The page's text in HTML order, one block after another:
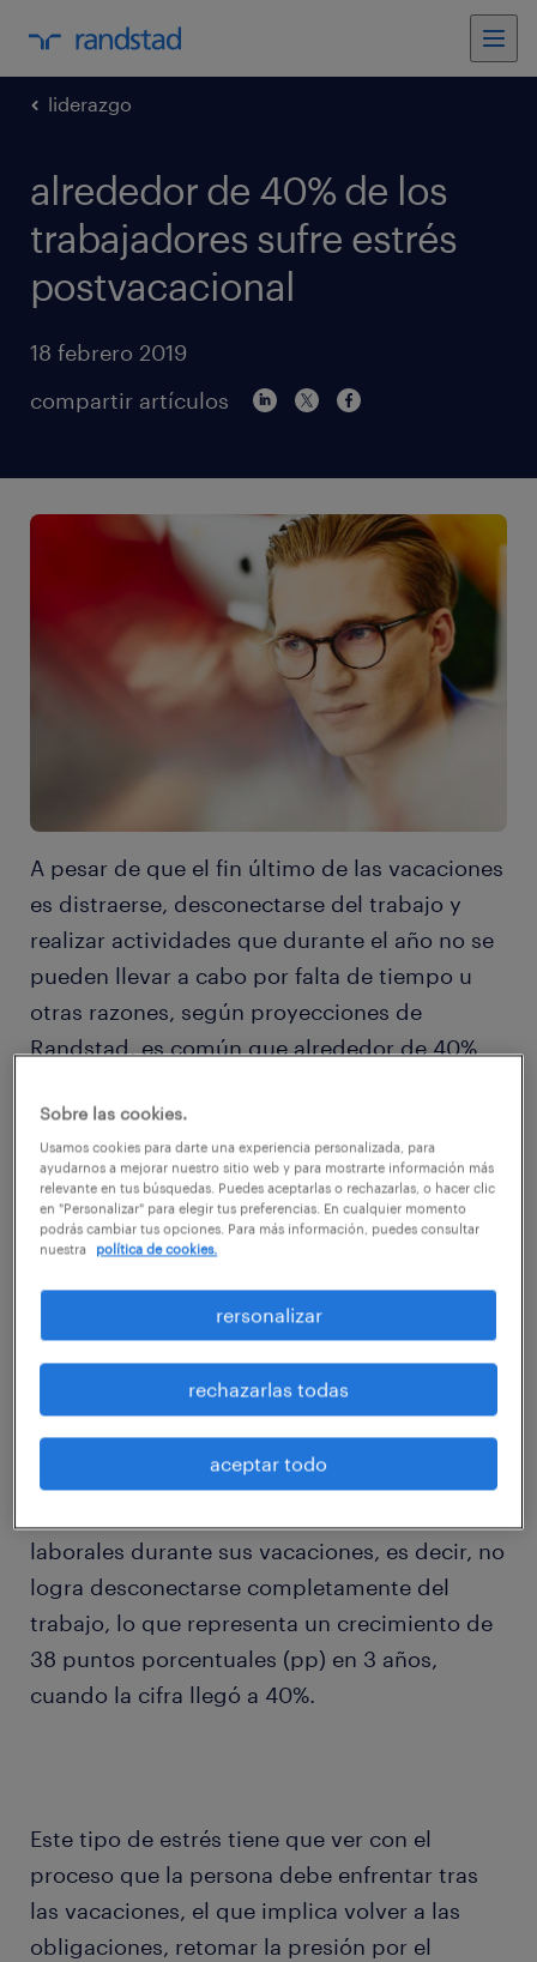
liderazgo
alrededor de 40% de los
trabajadores sufre estrés
postvacacional
18 febrero 2019
compartir artículos
A pesar de que el fin último de las vacaciones
es distraerse, desconectarse del trabajo y
realizar actividades que durante el año no se
pueden llevar a cabo por falta de tiempo u
otras razones, según proyecciones de
Randstad, es común que alrededor de 40%
postvacacional y que la mayoría manifieste
algún tipo de trastorno emocional después
de volver a la oficina.
Esta cifra no parece tan elevada si
consideramos que a los chilenos les cuesta
bastante desligarse completamente de los
temas relacionados con la oficina y tomar un
verdadero descanso, ya que de acuerdo al
estudio “Tendencias del mercado laboral” de
la consultora, 78% de los encuestados señala
laborales durante sus vacaciones, es decir, no
logra desconectarse completamente del
trabajo, lo que representa un crecimiento de
38 puntos porcentuales (pp) en 3 años,
cuando la cifra llegó a 40%.
Este tipo de estrés tiene que ver con el
proceso que la persona debe enfrentar tras
las vacaciones, el que implica volver a las
obligaciones, retomar la presión por el
Sobre las cookies.
Usamos cookies para darte una experiencia personalizada, para
ayudarnos a mejorar nuestro sitio web y para mostrarte información más
relevante en tus búsquedas. Puedes aceptarlas o rechazarlas, o hacer clic
en "Personalizar" para elegir tus preferencias. En cualquier momento
podrás cambiar tus opciones. Para más información, puedes consultar
nuestra
política de cookies.
rersonalizar
rechazarlas todas
aceptar todo